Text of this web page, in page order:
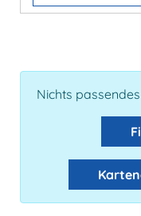
Nichts